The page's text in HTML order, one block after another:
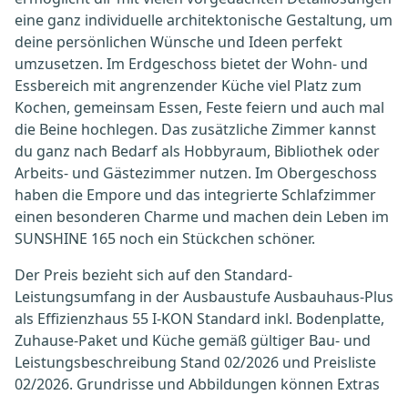
eine ganz individuelle architektonische Gestaltung, um
deine persönlichen Wünsche und Ideen perfekt
umzusetzen. Im Erdgeschoss bietet der Wohn- und
Essbereich mit angrenzender Küche viel Platz zum
Kochen, gemeinsam Essen, Feste feiern und auch mal
die Beine hochlegen. Das zusätzliche Zimmer kannst
du ganz nach Bedarf als Hobbyraum, Bibliothek oder
Arbeits- und Gästezimmer nutzen. Im Obergeschoss
haben die Empore und das integrierte Schlafzimmer
einen besonderen Charme und machen dein Leben im
SUNSHINE 165 noch ein Stückchen schöner.
Der Preis bezieht sich auf den Standard-
Leistungsumfang in der Ausbaustufe Ausbauhaus-Plus
als Effizienzhaus 55 I-KON Standard inkl. Bodenplatte,
Zuhause-Paket und Küche gemäß gültiger Bau- und
Leistungsbeschreibung Stand 02/2026 und Preisliste
02/2026. Grundrisse und Abbildungen können Extras